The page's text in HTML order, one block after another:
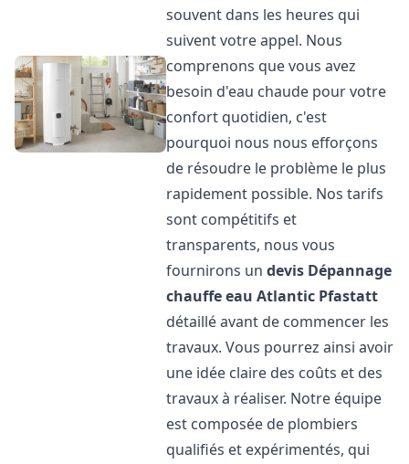
souvent dans les heures qui
suivent votre appel. Nous
comprenons que vous avez
besoin d'eau chaude pour votre
confort quotidien, c'est
pourquoi nous nous efforçons
de résoudre le problème le plus
rapidement possible. Nos tarifs
sont compétitifs et
transparents, nous vous
fournirons undevis Dépannage
chauffe eau Atlantic Pfastatt
détaillé avant de commencer les
travaux. Vous pourrez ainsi avoir
une idée claire des coûts et des
travaux à réaliser. Notre équipe
est composée de plombiers
qualifiés et expérimentés, qui